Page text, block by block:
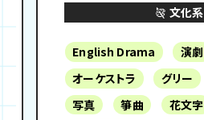
文化系
English Drama
演劇
オーケストラ
グリー
写真
箏曲 花文字